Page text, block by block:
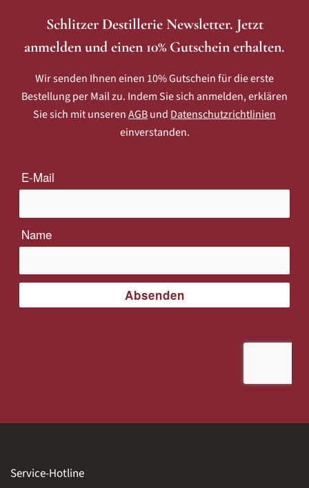
Schlitzer Destillerie Newsletter. Jetzt
anmelden und einen 10% Gutschein erhalten.
Wir senden Ihnen einen 10% Gutschein für die erste
Bestellung per Mail zu. Indem Sie sich anmelden, erklären
Sie sich mit unserenAGBund Datenschutzrichtlinien
einverstanden.
Service-Hotline